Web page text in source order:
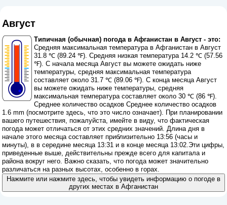
Август
Типичная (обычная) погода в Афганистан в Август - это:
Средняя максимальная температура в Афганистан в Август
31.8 ℃ (89.24 ℉). Средняя низкая температура 14.2 ℃ (57.56
℉). С начала месяца Август вы можете ожидать ниже
температуры, средняя максимальная температура
составляет около 31.7 ℃ (89.06 ℉). С конца месяца Август
вы можете ожидать ниже температуры, средняя
максимальная температура составляет около 30 ℃ (86 ℉).
Среднее количество осадков Среднее количество осадков
1.6 mm (посмотрите здесь, что это число означает). При планировании
вашего путешествия, пожалуйста, имейте в виду, что фактическая
погода может отличаться от этих средних значений. Длина дня в
начале этого месяца составляет приблизительно 13:56 (часы и
минуты), в в середине месяца 13:31 и в конце месяца 13:02.Эти цифры,
приведенные выше, действительны прежде всего для капитала и
района вокруг него. Важно сказать, что погода может значительно
различаться на разных высотах, особенно в горах.
Нажмите или нажмите здесь, чтобы увидеть информацию о погоде в
других местах в Афганистан